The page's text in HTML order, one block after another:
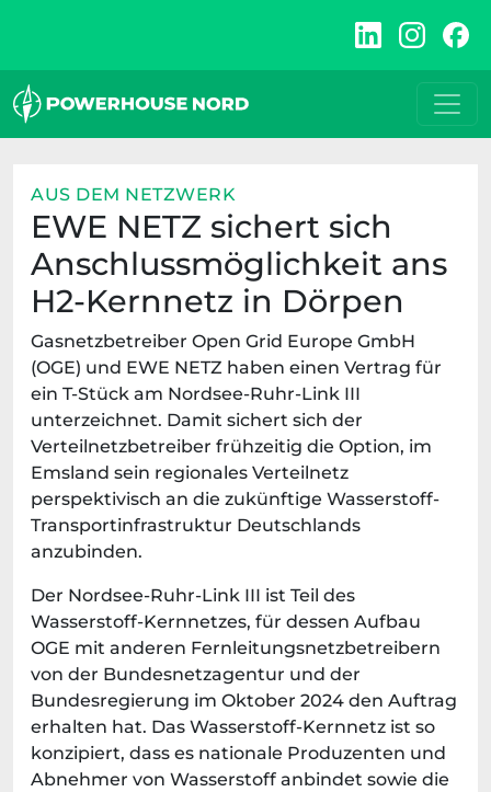
AUS DEM NETZWERK
EWE NETZ sichert sich
Anschlussmöglichkeit ans
H2-Kernnetz in Dörpen
Gasnetzbetreiber Open Grid Europe GmbH
(OGE) und EWE NETZ haben einen Vertrag für
ein T-Stück am Nordsee-Ruhr-Link III
unterzeichnet. Damit sichert sich der
Verteilnetzbetreiber frühzeitig die Option, im
Emsland sein regionales Verteilnetz
perspektivisch an die zukünftige Wasserstoff-
Transportinfrastruktur Deutschlands
anzubinden.
Der Nordsee-Ruhr-Link III ist Teil des
Wasserstoff-Kernnetzes, für dessen Aufbau
OGE mit anderen Fernleitungsnetzbetreibern
von der Bundesnetzagentur und der
Bundesregierung im Oktober 2024 den Auftrag
erhalten hat. Das Wasserstoff-Kernnetz ist so
konzipiert, dass es nationale Produzenten und
Abnehmer von Wasserstoff anbindet sowie die